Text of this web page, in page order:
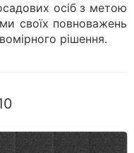
осіб з метою
своїх повноважень
рішення.